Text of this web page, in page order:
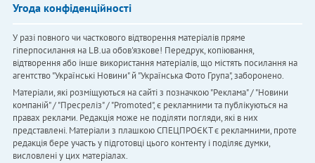
Угода конфіденційності
У разі повного чи часткового відтворення матеріалів пряме
гіперпосилання на LB.ua обов'язкове! Передрук, копіювання,
відтворення або інше використання матеріалів, що містять посилання на
агентство "Українськi Новини" й "Українська Фото Група", заборонено.
Матеріали, які розміщуються на сайті з позначкою "Реклама" / "Новини
компаній" / "Пресреліз" / "Promoted", є рекламними та публікуються на
правах реклами. Редакція може не поділяти погляди, які в них
представлені. Матеріали з плашкою СПЕЦПРОЄКТ є рекламними, проте
редакція бере участь у підготовці цього контенту і поділяє думки,
висловлені у цих матеріалах.